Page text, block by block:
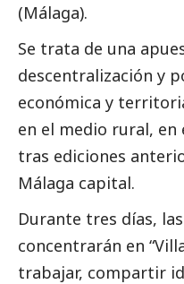
(Málaga).
Se trata de una
descentralización y
económica y
en el medio rural, en
tras ediciones
Málaga capital.
Durante tres días,
concentrarán en
trabajar, compartir